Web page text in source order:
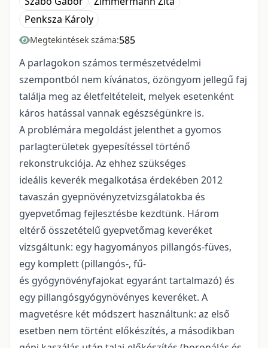
Penksza Károly
Megtekintések száma:585
A parlagokon számos természetvédelmi
szempontból nem kívánatos, özöngyom jellegű faj
találja meg az életfeltételeit, melyek esetenként
káros hatással vannak egészségünkre is.
A problémára megoldást jelenthet a gyomos
parlagterületek gyepesítéssel történő
rekonstrukciója. Az ehhez szükséges
ideális keverék megalkotása érdekében 2012
tavaszán gyepnövényzetvizsgálatokba és
gyepvetőmag fejlesztésbe kezdtünk. Három
eltérő összetételű gyepvetőmag keveréket
vizsgáltunk: egy hagyományos pillangós-füves,
egy komplett (pillangós-, fű-
és gyógynövényfajokat egyaránt tartalmazó) és
egy pillangósgyógynövényes keveréket. A
magvetésre két módszert használtunk: az első
esetben nem történt előkészítés, a másodikban